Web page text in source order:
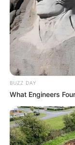
BUZZ DAY
What Engineers